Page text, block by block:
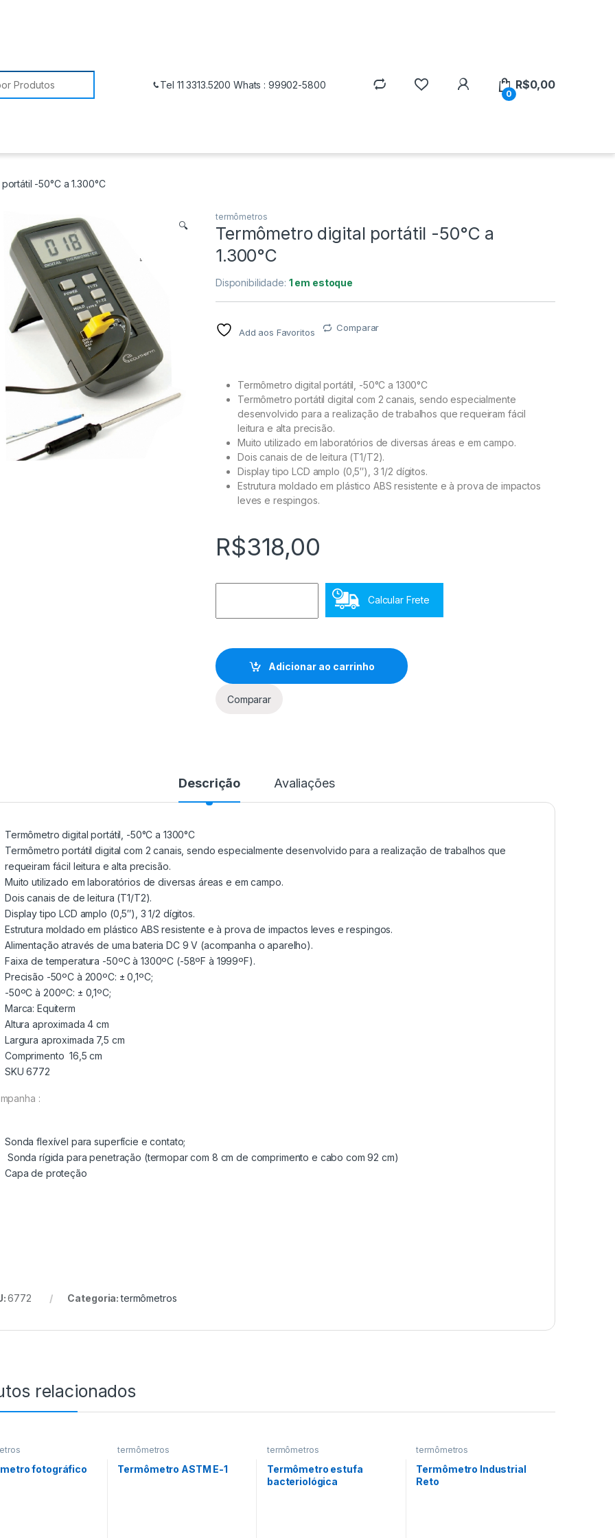
Tel 11 3313.5200 Whats : 99902-5800
0
R$0,00
-50°C a 1.300°C
🔍
termômetros
Termômetro digital portátil -50°C a
1.300°C
Disponibilidade: 1 em estoque
Add aos Favoritos Comparar
Termômetro digital portátil, -50°C a 1300°C
Termômetro portátil digital com 2 canais, sendo especialmente
desenvolvido para a realização de trabalhos que requeiram fácil
leitura e alta precisão.
Muito utilizado em laboratórios de diversas áreas e em campo.
Dois canais de de leitura (T1/T2).
Display tipo LCD amplo (0,5″), 3 1/2 dígitos.
Estrutura moldado em plástico ABS resistente e à prova de impactos
leves e respingos.
R$318,00
Calcular Frete
Adicionar ao carrinho
Comparar
Descrição Avaliações
Termômetro digital portátil, -50°C a 1300°C
Termômetro portátil digital com 2 canais, sendo especialmente desenvolvido para a realização de trabalhos que
requeiram fácil leitura e alta precisão.
Muito utilizado em laboratórios de diversas áreas e em campo.
Dois canais de de leitura (T1/T2).
Display tipo LCD amplo (0,5″), 3 1/2 dígitos.
Estrutura moldado em plástico ABS resistente e à prova de impactos leves e respingos.
Alimentação através de uma bateria DC 9 V (acompanha o aparelho).
Faixa de temperatura -50ºC à 1300ºC (-58ºF à 1999ºF).
Precisão -50ºC à 200ºC: ± 0,1ºC;
-50ºC à 200ºC: ± 0,1ºC;
Marca: Equiterm
Altura aproximada 4 cm
Largura aproximada 7,5 cm
Comprimento 16,5 cm
SKU 6772
:
Sonda flexível para superfície e contato;
Sonda rígida para penetração (termopar com 8 cm de comprimento e cabo com 92 cm)
Capa de proteção
6772 Categoria:termômetros
relacionados
fotográfico
termômetros
Termômetro ASTM E-1
termômetros
Termômetro estufa
bacteriológica
termômetros
Termômetro Industrial
Reto